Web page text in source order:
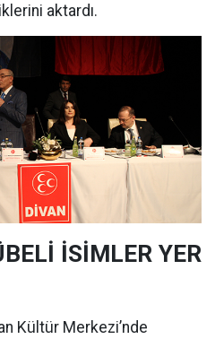
aktardı.
İSİMLER YER
Kültür Merkezi’nde